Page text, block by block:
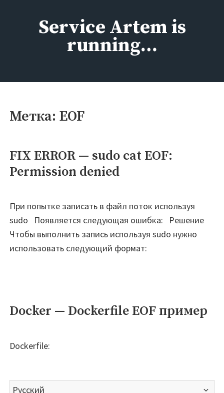
содержимомуService Artem is
running…
Метка: EOF
FIX ERROR — sudo cat EOF:
Permission denied
При попытке записать в файл поток используя
sudo Появляется следующая ошибка: Решение
Чтобы выполнить запись используя sudo нужно
использовать следующий формат:
Docker — Dockerfile EOF пример
Dockerfile:
Выбрать